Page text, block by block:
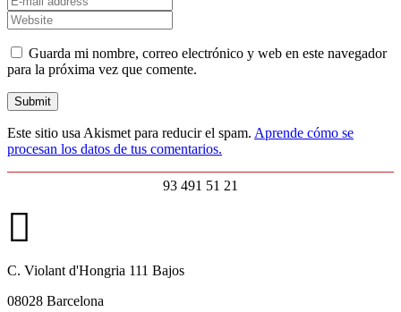
Guarda mi nombre, correo electrónico y web en este navegador
para la próxima vez que comente.
Este sitio usa Akismet para reducir el spam. Aprende cómo se
procesan los datos de tus comentarios.
93 491 51 21
C. Violant d'Hongria 111 Bajos
08028 Barcelona